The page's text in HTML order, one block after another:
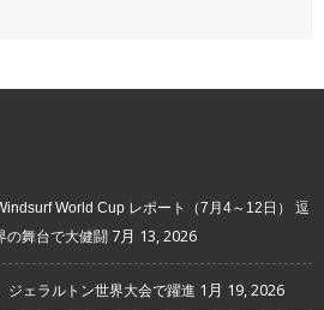
World Cup レポート（7月4～12日） 逗
の舞台で大健闘 7月 13, 2026
ジェラルトン世界大会で躍進 1月 19, 2026